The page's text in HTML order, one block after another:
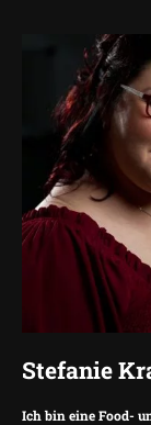
Stefanie
Ich bin eine Food-